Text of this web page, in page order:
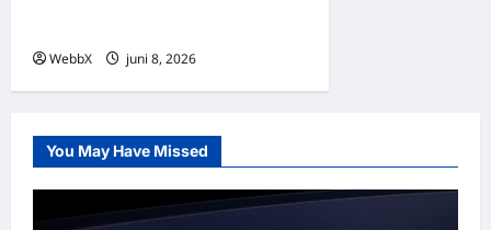
WebbX juni 8, 2026
You May Have Missed